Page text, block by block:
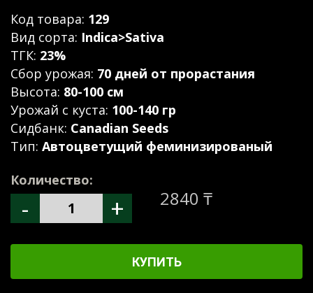
Код товара: 129
Вид сорта: Indica>Sativa
ТГК: 23%
Сбор урожая: 70 дней от прорастания
Высота: 80-100 см
Урожай с куста: 100-140 гр
Сидбанк: Canadian Seeds
Тип: Автоцветущий феминизированый
Количество:
- + 2840 ₸
КУПИТЬ